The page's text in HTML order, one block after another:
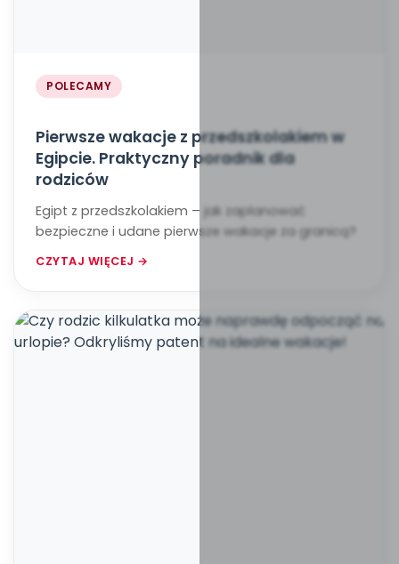
POLECAMY
Pierwsze wakacje z przedszkolakiem w
Egipcie. Praktyczny poradnik dla
rodziców
Egipt z przedszkolakiem – jak zaplanować
bezpieczne i udane pierwsze wakacje za granicą?
CZYTAJ WIĘCEJ →